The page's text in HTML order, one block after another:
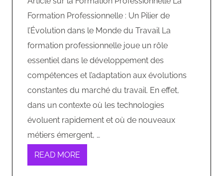
Formation Professionnelle : Un Pilier de
l’Évolution dans le Monde du Travail La
formation professionnelle joue un rôle
essentiel dans le développement des
compétences et l’adaptation aux évolutions
constantes du marché du travail. En effet,
dans un contexte où les technologies
évoluent rapidement et où de nouveaux
métiers émergent, …
READ MORE